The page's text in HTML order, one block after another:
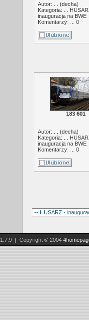
Autor: ... (decha)
Kategoria: ...
inauguracja na BWE
Komentarzy: ... 0
183 601
Autor: ... (decha)
Kategoria: ...
inauguracja na BWE
Komentarzy: ... 0
1.7.9 | Copyright © 2004